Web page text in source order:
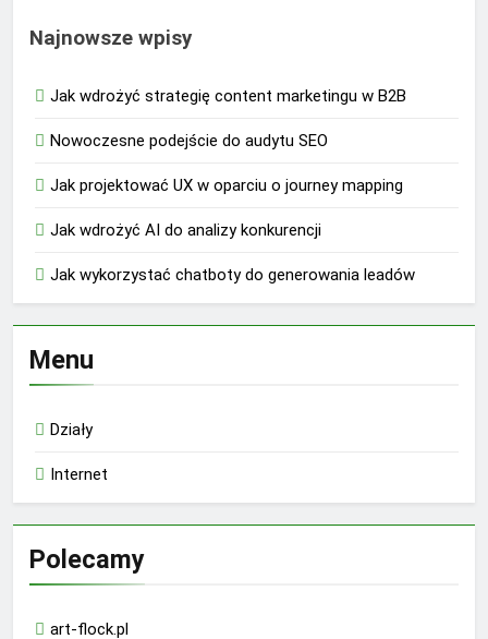
Najnowsze wpisy
Jak wdrożyć strategię content marketingu w B2B
Nowoczesne podejście do audytu SEO
Jak projektować UX w oparciu o journey mapping
Jak wdrożyć AI do analizy konkurencji
Jak wykorzystać chatboty do generowania leadów
Menu
Działy
Internet
Polecamy
art-flock.pl